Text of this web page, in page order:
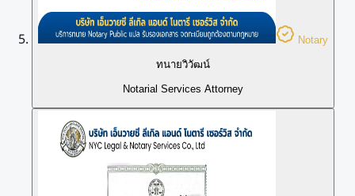
Notary
ทนายวิวัฒน์
Notarial Services Attorney